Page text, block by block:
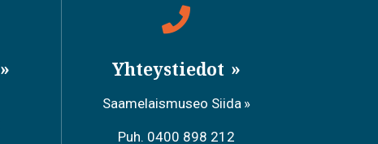
Yhteystiedot
Saamelaismuseo Siida
Puh. 0400 898 212